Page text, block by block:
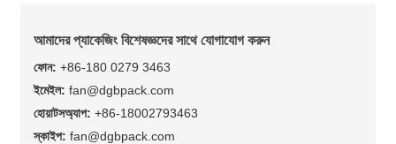
আমাদের প্যাকেজিং বিশেষজ্ঞদের সাথে যোগাযোগ করুন
ফোন: +86-180 0279 3463
ইমেইল: fan@dgbpack.com
হোয়াটসঅ্যাপ: +86-18002793463
স্কাইপ: fan@dgbpack.com